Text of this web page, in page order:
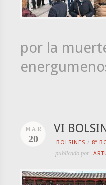
por la
MAR
20
VI
BOLSINES / 8º
publicado por